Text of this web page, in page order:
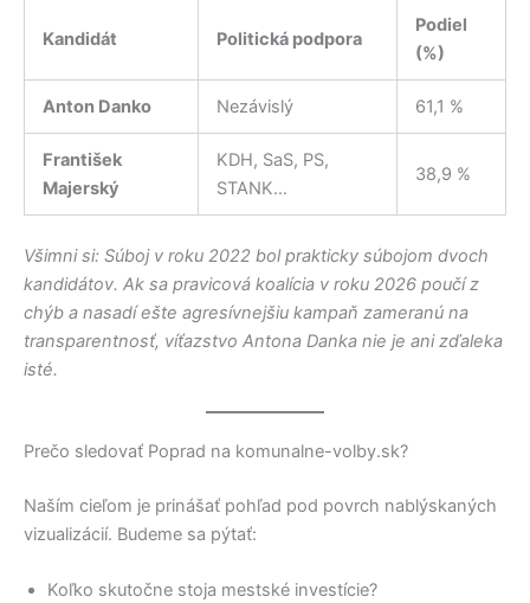
Kandidát Politická podpora
Podiel
(%)
Anton Danko Nezávislý 61,1 %
František
Majerský
KDH, SaS, PS,
STANK…
38,9 %
Všimni si: Súboj v roku 2022 bol prakticky súbojom dvoch
kandidátov. Ak sa pravicová koalícia v roku 2026 poučí z
chýb a nasadí ešte agresívnejšiu kampaň zameranú na
transparentnosť, víťazstvo Antona Danka nie je ani zďaleka
isté.
Prečo sledovať Poprad na komunalne-volby.sk?
Naším cieľom je prinášať pohľad pod povrch nablýskaných
vizualizácií. Budeme sa pýtať:
Koľko skutočne stoja mestské investície?